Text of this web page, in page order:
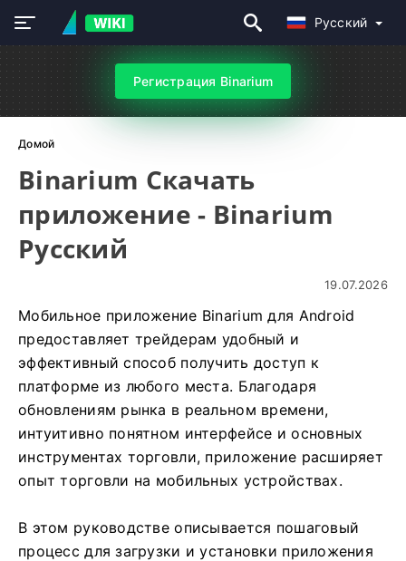
Русский
Регистрация Binarium
Домой
Binarium Скачать
приложение - Binarium
Русский
19.07.2026
Мобильное приложение Binarium для Android
предоставляет трейдерам удобный и
эффективный способ получить доступ к
платформе из любого места. Благодаря
обновлениям рынка в реальном времени,
интуитивно понятном интерфейсе и основных
инструментах торговли, приложение расширяет
опыт торговли на мобильных устройствах.
В этом руководстве описывается пошаговый
процесс для загрузки и установки приложения